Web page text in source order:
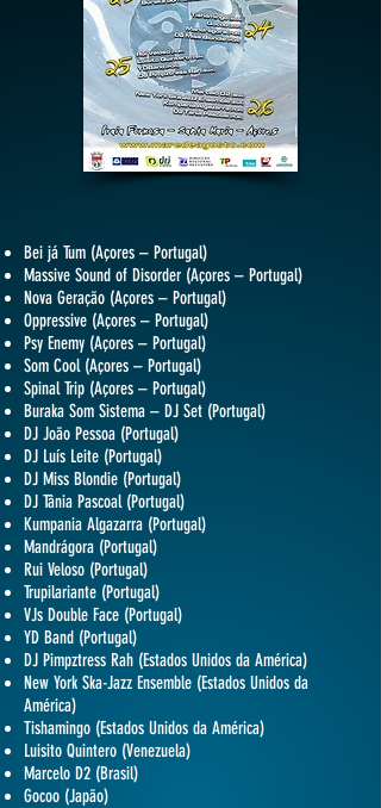
Bei já Tum (Açores – Portugal)
Massive Sound of Disorder (Açores – Portugal)
Nova Geração (Açores – Portugal)
Oppressive (Açores – Portugal)
Psy Enemy (Açores – Portugal)
Som Cool (Açores – Portugal)
Spinal Trip (Açores – Portugal)
Buraka Som Sistema – DJ Set (Portugal)
DJ João Pessoa (Portugal)
DJ Luís Leite (Portugal)
DJ Miss Blondie (Portugal)
DJ Tânia Pascoal (Portugal)
Kumpania Algazarra (Portugal)
Mandrágora (Portugal)
Rui Veloso (Portugal)
Trupilariante (Portugal)
VJs Double Face (Portugal)
YD Band (Portugal)
DJ Pimpztress Rah (Estados Unidos da América)
New York Ska-Jazz Ensemble (Estados Unidos da
América)
Tishamingo (Estados Unidos da América)
Luisito Quintero (Venezuela)
Marcelo D2 (Brasil)
Gocoo (Japão)